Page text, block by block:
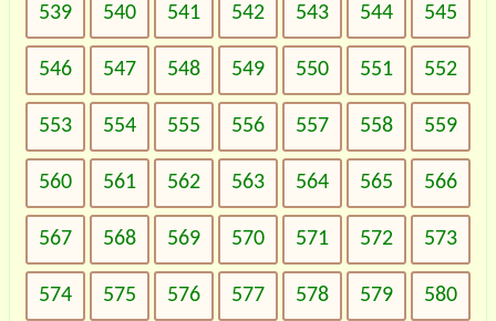
539 540 541 542 543 544 545
546 547 548 549 550 551 552
553 554 555 556 557 558 559
560 561 562 563 564 565 566
567 568 569 570 571 572 573
574 575 576 577 578 579 580